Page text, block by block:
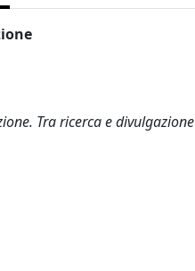
Tra ricerca e divulgazione